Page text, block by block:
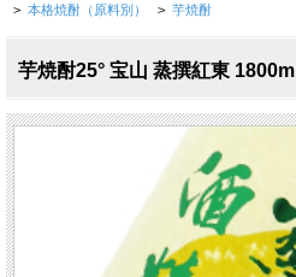
> 本格焼酎（原料別） > 芋焼酎
芋焼酎25° 宝山 蒸撰紅東 1800ml